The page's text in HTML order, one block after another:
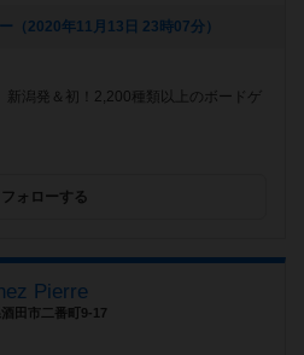
（2020年11月13日 23時07分）
新潟発＆初！2,200種類以上のボードゲ
フォローする
Pierre
田市二番町9-17